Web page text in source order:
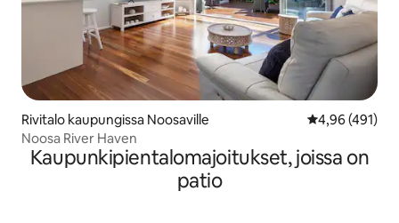
Rivitalo kaupungissa Noosaville
4,96 (491)
Noosa River Haven
Kaupunkipientalomajoitukset, joissa on
patio